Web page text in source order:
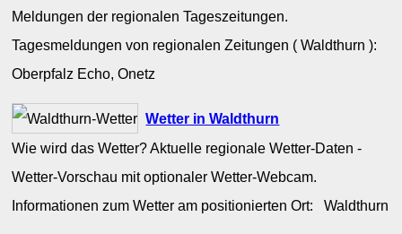
Meldungen der regionalen Tageszeitungen.
Tagesmeldungen von regionalen Zeitungen ( Waldthurn ):
Oberpfalz Echo, Onetz
Wetter in Waldthurn
Wie wird das Wetter? Aktuelle regionale Wetter-Daten -
Wetter-Vorschau mit optionaler Wetter-Webcam.
Informationen zum Wetter am positionierten Ort: Waldthurn